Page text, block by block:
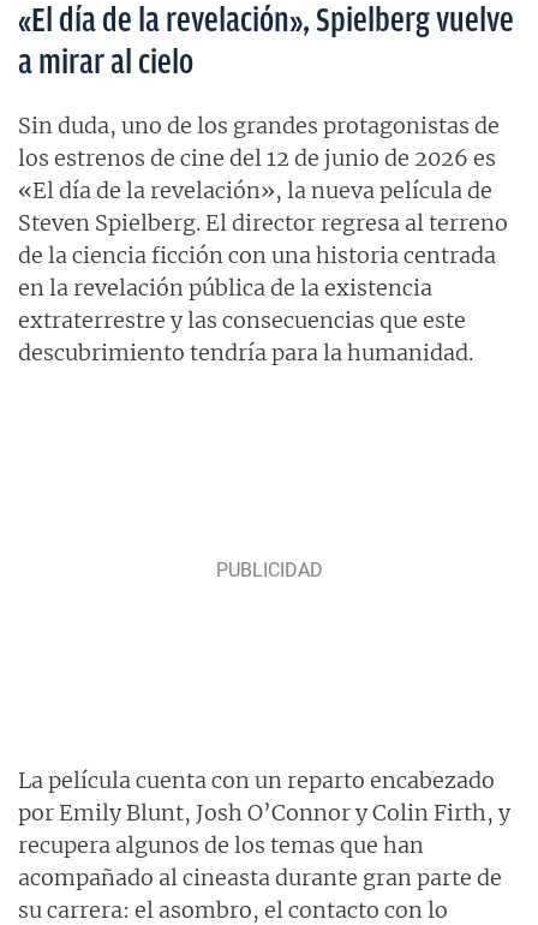
«El día de la revelación», Spielberg vuelve
a mirar al cielo
Sin duda, uno de los grandes protagonistas de
los estrenos de cine del 12 de junio de 2026 es
«El día de la revelación», la nueva película de
Steven Spielberg. El director regresa al terreno
de la ciencia ficción con una historia centrada
en la revelación pública de la existencia
extraterrestre y las consecuencias que este
descubrimiento tendría para la humanidad.
La película cuenta con un reparto encabezado
por Emily Blunt, Josh O’Connor y Colin Firth, y
recupera algunos de los temas que han
acompañado al cineasta durante gran parte de
su carrera: el asombro, el contacto con lo